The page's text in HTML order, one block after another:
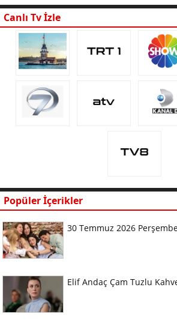
Canlı Tv İzle
Popüler İçerikler
30 Temmuz 2026
Elif Andaç Çam Tuzlu